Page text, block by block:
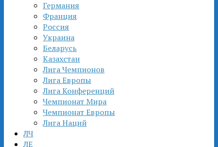
Германия
Франция
Россия
Украина
Беларусь
Казахстан
Лига Чемпионов
Лига Европы
Лига Конференций
Чемпионат Мира
Чемпионат Европы
Лига Наций
ЛЧ
ЛЕ